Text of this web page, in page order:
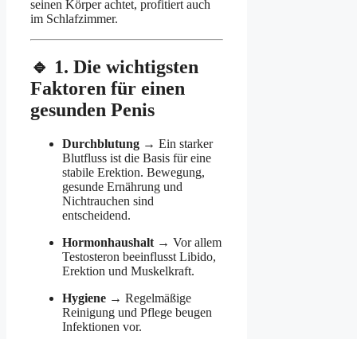
seinen Körper achtet, profitiert auch
im Schlafzimmer.
🔹 1. Die wichtigsten
Faktoren für einen
gesunden Penis
Durchblutung → Ein starker
Blutfluss ist die Basis für eine
stabile Erektion. Bewegung,
gesunde Ernährung und
Nichtrauchen sind
entscheidend.
Hormonhaushalt → Vor allem
Testosteron beeinflusst Libido,
Erektion und Muskelkraft.
Hygiene → Regelmäßige
Reinigung und Pflege beugen
Infektionen vor.